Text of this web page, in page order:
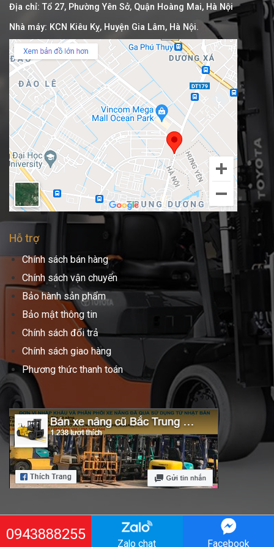
Địa chỉ: Tổ 27, Phường Yên Sở, Quận Hoàng Mai, Hà Nội
Nhà máy: KCN Kiêu Kỵ, Huyện Gia Lâm, Hà Nội.
Hỗ trợ
Chính sách bán hàng
Chính sách vận chuyển
Bảo hành sản phẩm
Bảo mật thông tin
Chính sách đổi trả
Chính sách giao hàng
Phương thức thanh toán
Copyright 2021 ©xenangbactrungnam.com
0943888255
Zalo chat Facebook